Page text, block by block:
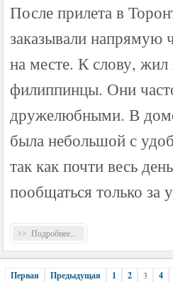
После прилета в
заказывали
на месте. К слову, жил
филиппинцы. Они
дружелюбными. В
была небольшой с
так как почти весь
пообщаться только за
Подробнее...
Первая Предыдущая 1 2 3 4